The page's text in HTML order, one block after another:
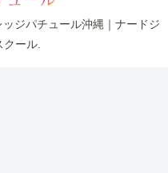
ジパチュール沖縄｜ナードジ
ール.